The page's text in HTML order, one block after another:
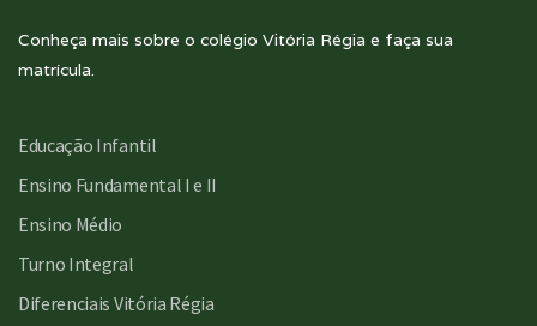
Conheça mais sobre o colégio Vitória Régia e faça sua
matrícula.
Educação Infantil
Ensino Fundamental I e II
Ensino Médio
Turno Integral
Diferenciais Vitória Régia